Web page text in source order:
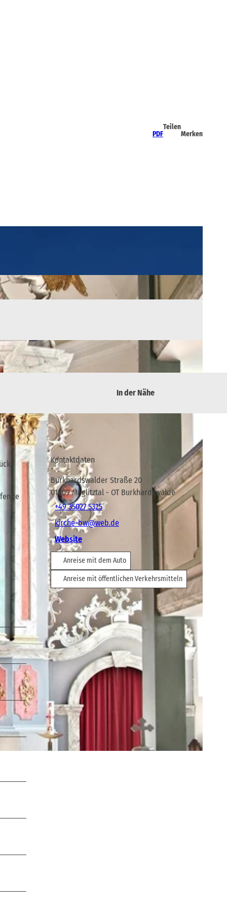
PDF
Teilen
Merken
In der Nähe
Kontaktdaten
Burkhardswalder Straße 20
01809Müglitztal - OT Burkhardswalde
+49 35027 5325
kirche-bw@web.de
Website
Anreise mit dem Auto
Anreise mit öffentlichen Verkehrsmitteln